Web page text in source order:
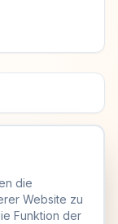
die
Website zu
Funktion der